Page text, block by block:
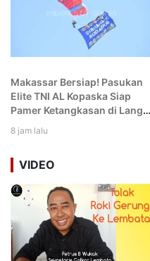
Makassar Bersiap! Pasukan
Elite TNI AL Kopaska Siap
Pamer Ketangkasan di Langit
8 jam lalu
VIDEO